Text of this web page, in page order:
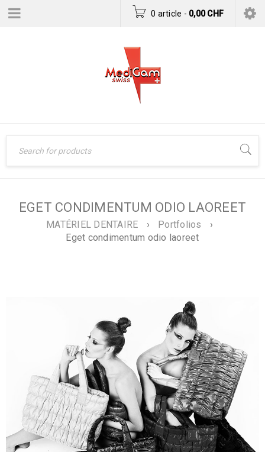
0 article - 0,00CHF
EGET CONDIMENTUM ODIO LAOREET
MATÉRIEL DENTAIRE › Portfolios
›
Eget condimentum odio laoreet